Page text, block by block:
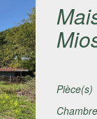
Pièce(s)